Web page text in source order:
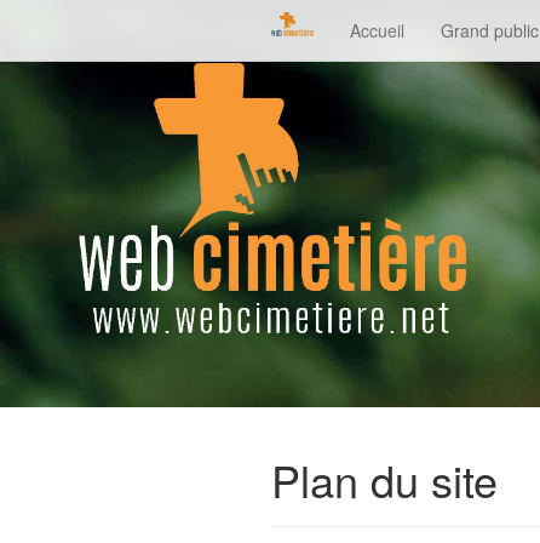
Accueil Grand public
Plan du site